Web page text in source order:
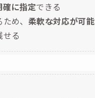
確に指定できる
め、 柔軟な対応が可能
せる